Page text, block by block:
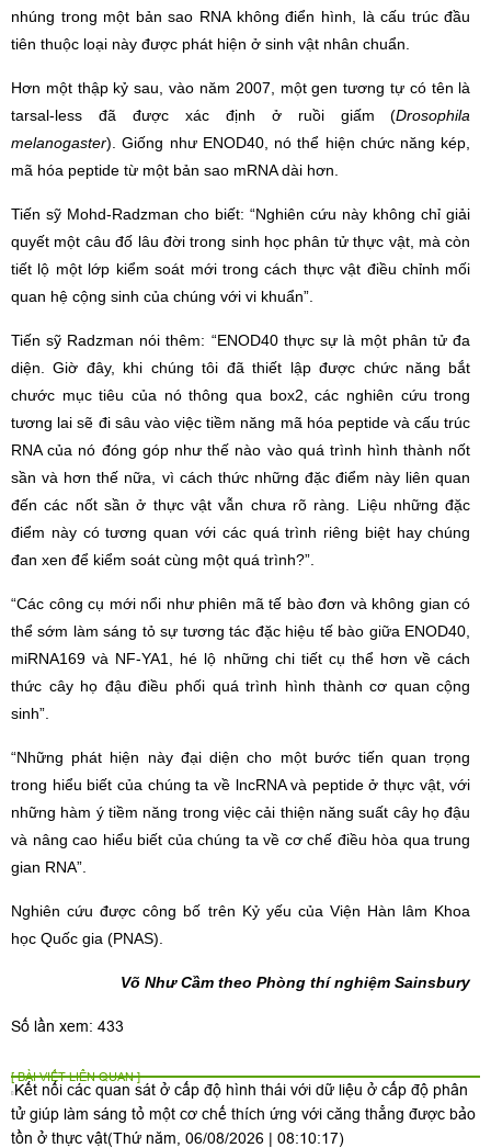
nhúng trong một bản sao RNA không điển hình, là cấu trúc đầu
tiên thuộc loại này được phát hiện ở sinh vật nhân chuẩn.
Hơn một thập kỷ sau, vào năm 2007, một gen tương tự có tên là
tarsal-less đã được xác định ở ruồi giấm (Drosophila
melanogaster). Giống như ENOD40, nó thể hiện chức năng kép,
mã hóa peptide từ một bản sao mRNA dài hơn.
Tiến sỹ Mohd-Radzman cho biết: “Nghiên cứu này không chỉ giải
quyết một câu đố lâu đời trong sinh học phân tử thực vật, mà còn
tiết lộ một lớp kiểm soát mới trong cách thực vật điều chỉnh mối
quan hệ cộng sinh của chúng với vi khuẩn”.
Tiến sỹ Radzman nói thêm: “ENOD40 thực sự là một phân tử đa
diện. Giờ đây, khi chúng tôi đã thiết lập được chức năng bắt
chước mục tiêu của nó thông qua box2, các nghiên cứu trong
tương lai sẽ đi sâu vào việc tiềm năng mã hóa peptide và cấu trúc
RNA của nó đóng góp như thế nào vào quá trình hình thành nốt
sần và hơn thế nữa, vì cách thức những đặc điểm này liên quan
đến các nốt sần ở thực vật vẫn chưa rõ ràng. Liệu những đặc
điểm này có tương quan với các quá trình riêng biệt hay chúng
đan xen để kiểm soát cùng một quá trình?”.
“Các công cụ mới nổi như phiên mã tế bào đơn và không gian có
thể sớm làm sáng tỏ sự tương tác đặc hiệu tế bào giữa ENOD40,
miRNA169 và NF-YA1, hé lộ những chi tiết cụ thể hơn về cách
thức cây họ đậu điều phối quá trình hình thành cơ quan cộng
sinh”.
“Những phát hiện này đại diện cho một bước tiến quan trọng
trong hiểu biết của chúng ta về lncRNA và peptide ở thực vật, với
những hàm ý tiềm năng trong việc cải thiện năng suất cây họ đậu
và nâng cao hiểu biết của chúng ta về cơ chế điều hòa qua trung
gian RNA”.
Nghiên cứu được công bố trên Kỷ yếu của Viện Hàn lâm Khoa
học Quốc gia (PNAS).
Võ NhưCầm theo Phòng thí nghiệm Sainsbury
Số lần xem: 433
[ BÀI VIẾT LIÊN QUAN ]
Kết nối các quan sát ở cấp độ hình thái với dữ liệu ở cấp độ phân
tử giúp làm sáng tỏ một cơ chế thích ứng với căng thẳng được bảo
tồn ở thực vật(Thứ năm, 06/08/2026 | 08:10:17)